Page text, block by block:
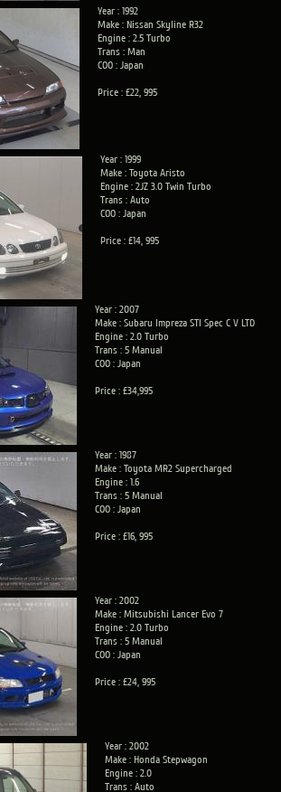
Year : 1992
Make : Nissan Skyline R32
Engine : 2.5 Turbo
Trans : Man
COO : Japan
Price : £22, 995
Year : 1999
Make : Toyota Aristo
Engine : 2JZ 3.0 Twin Turbo
Trans : Auto
COO : Japan
Price : £14, 995
Year : 2007
Make : Subaru Impreza STI Spec C V LTD
Engine : 2.0 Turbo
Trans : 5 Manual
COO : Japan
Price : £34,995
Year : 1987
Make : Toyota MR2 Supercharged
Engine : 1.6
Trans : 5 Manual
COO : Japan
Price : £16, 995
Year : 2002
Make : Mitsubishi Lancer Evo 7
Engine : 2.0 Turbo
Trans : 5 Manual
COO : Japan
Price : £24, 995
Year : 2002
Make : Honda Stepwagon
Engine : 2.0
Trans : Auto